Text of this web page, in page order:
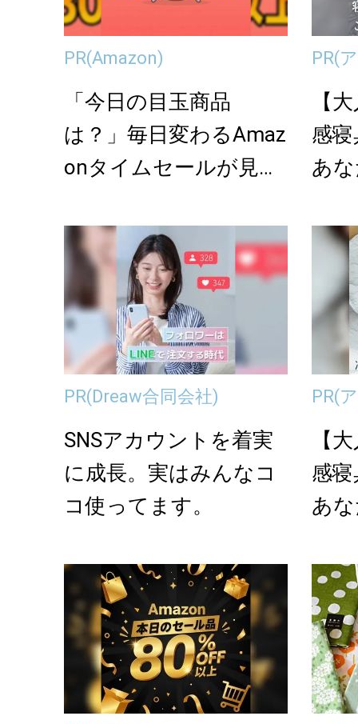
PR(Amazon)
「今日の目玉商品
は？」毎日変わるAmaz
onタイムセールが見逃
PR(
【
感
あ
PR(Dreaw合同会社)
SNSアカウントを着実
に成長。実はみんなコ
コ使ってます。
PR(
【
感
あ